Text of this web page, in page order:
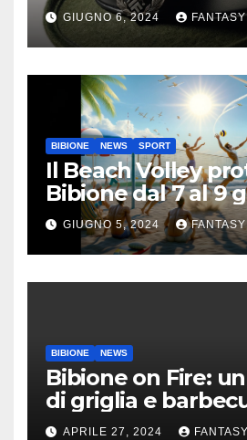
GIUGNO 6, 2024 FANTASY
BIBIONE NEWS SPORT
Il Beach Volley
Bibione dal 7 al 9
GIUGNO 5, 2024 FANTASY
BIBIONE NEWS
Bibione on Fire:
di griglia e
Treviso
APRILE 27, 2024 FANTASY